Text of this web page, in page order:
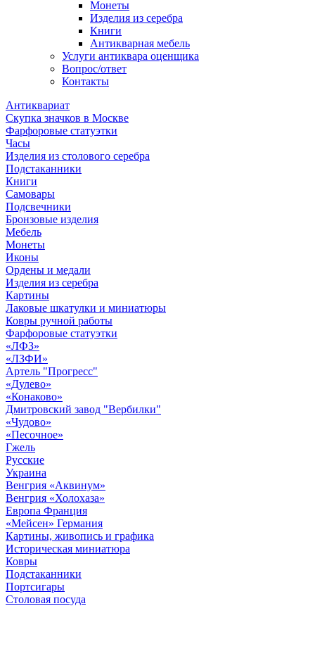
Монеты
Изделия из серебра
Книги
Антикварная мебель
Услуги антиквара оценщика
Вопрос/ответ
Контакты
Антиквариат
Скупка значков в Москве
Фарфоровые статуэтки
Часы
Изделия из столового серебра
Подстаканники
Книги
Самовары
Подсвечники
Бронзовые изделия
Мебель
Монеты
Иконы
Ордены и медали
Изделия из серебра
Картины
Лаковые шкатулки и миниатюры
Ковры ручной работы
Фарфоровые статуэтки
«ЛФЗ»
«ЛЗФИ»
Артель "Прогресс"
«Дулево»
«Конаково»
Дмитровский завод "Вербилки"
«Чудово»
«Песочное»
Гжель
Русские
Украина
Венгрия «Аквинум»
Венгрия «Холохаза»
Европа Франция
«Мейсен» Германия
Картины, живопись и графика
Историческая миниатюра
Ковры
Подстаканники
Портсигары
Столовая посуда